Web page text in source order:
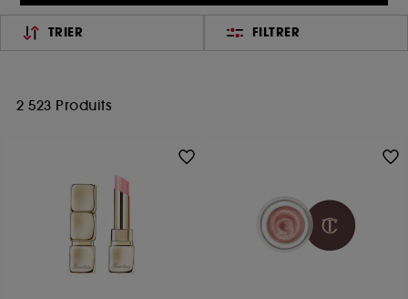
TRIER FILTRER
2 523 Produits